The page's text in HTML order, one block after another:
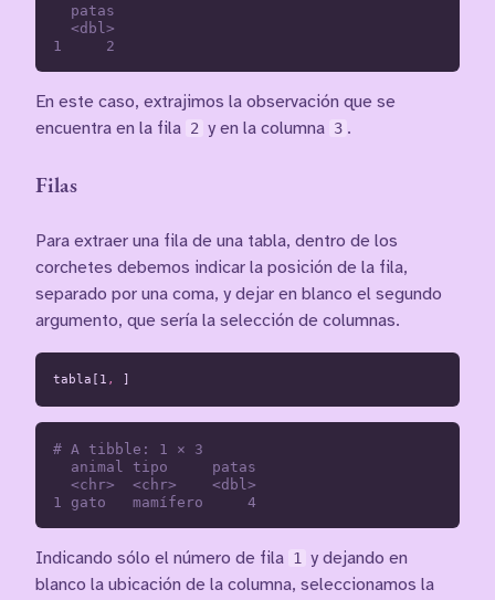
  patas
  <dbl>
En este caso, extrajimos la observación que se
encuentra en la fila 2 y en la columna 3 .
Filas
Para extraer una fila de una tabla, dentro de los
corchetes debemos indicar la posición de la fila,
separado por una coma, y dejar en blanco el segundo
argumento, que sería la selección de columnas.
tabla[1 , ]
# A tibble: 1 × 3
  animal tipo     patas
  <chr>  <chr>    <dbl>
Indicando sólo el número de fila 1 y dejando en
blanco la ubicación de la columna, seleccionamos la